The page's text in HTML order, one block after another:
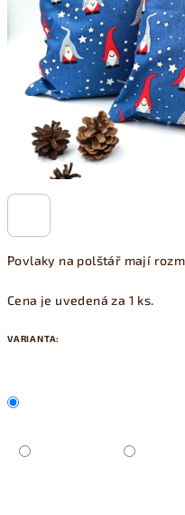
Povlaky na polštář mají
Cena je uvedená za 1 ks.
VARIANTA: